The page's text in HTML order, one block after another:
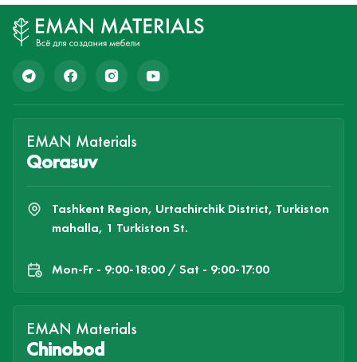
EMAN Materials
Qorasuv
Tashkent Region, Urtachirchik District, Turkiston
mahalla, 1 Turkiston St.
Mon-Fr - 9:00-18:00 / Sat - 9:00-17:00
EMAN Materials
Chinobod